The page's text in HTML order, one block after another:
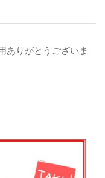
ありがとうございま